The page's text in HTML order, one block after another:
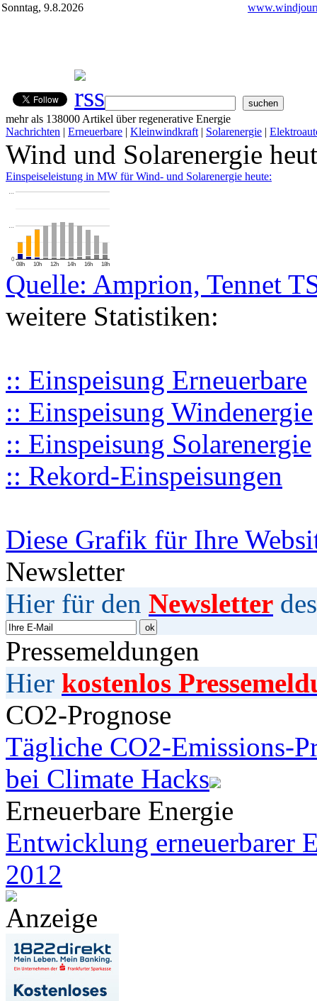
Sonntag, 9.8.2026
mehr als 138000 Artikel über regenerative Energie
Nachrichten | Erneuerbare | Kleinwindkraft | Solarenergie |
Wind und Solarenergie
Einspeiseleistung in MW für Wind- und Solarenergie heute:
08h 10h 12h 14h 16h 18h
0
…
…
Quelle: Amprion, Tennet
weitere Statistiken:
:: Einspeisung Erneuerbare
:: Einspeisung Windenergie
:: Einspeisung Solarenergie
:: Rekord-Einspeisungen
Diese Grafik für Ihre
Newsletter
Hier für den Newsletter
Pressemeldungen
Hier kostenlos
CO2-Prognose
Tägliche CO2-Emissions-
bei Climate Hacks
Erneuerbare Energie
Entwicklung erneuerbarer
2012
Anzeige